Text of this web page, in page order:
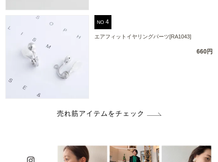
NO
エアフィットイヤリングパーツ[RA1043]
660円
売れ筋アイテムをチェック